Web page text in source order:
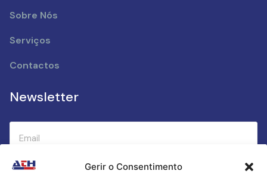
Gerir o Consentimento
Sobre Nós
Serviços
Contactos
Newsletter
Submeter